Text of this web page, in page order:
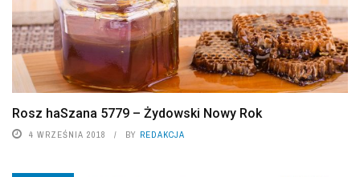
Rosz haSzana 5779 – Żydowski Nowy Rok
4 WRZEŚNIA 2018 BY REDAKCJA